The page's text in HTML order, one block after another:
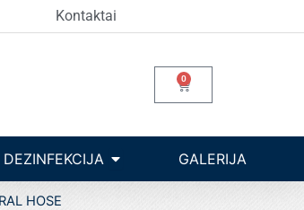
Kontaktai
0
Cart
valdymas
DEZINFEKCIJA Open dezinfekcija
GALERIJA
HOSE